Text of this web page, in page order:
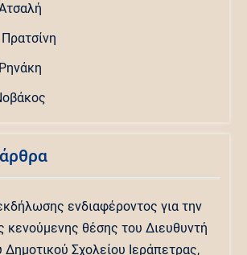
ενδιαφέροντος για την
θέσης του Διευθυντή
Σχολείου Ιεράπετρας,